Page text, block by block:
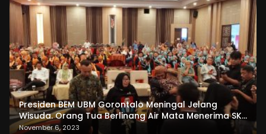
Presiden BEM UBM Gorontalo Meningal Jelang
Wisuda. Orang Tua Berlinang Air Mata Menerima SKL
dan Pemasangan Salempang
November 6, 2023